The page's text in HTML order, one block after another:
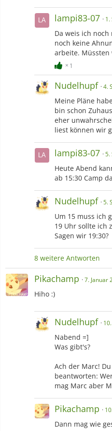
lampi83-07 1.
Da weis ich
noch keine
arbeite.
1
Nudelhupf 4.
Meine Pläne
bin schon
eher
liest können wir
lampi83-07 5.
Heute Abend
ab 15:30 Camp
Nudelhupf 5.
Um 15 muss ich
19 Uhr sollte ich
Sagen wir 19:30?
8 weitere Antworten
Pikachamp 7. Januar
Hiho :)
Nudelhupf
Nabend =]
Was gibt's?
Ach der Marc!
beantworten:
mag Marc aber
Pikachamp
Dann mag wie